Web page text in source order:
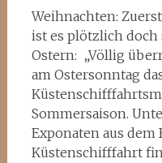
Weihnachten:
ist es plötzlich doch
Ostern: „Völlig
am Ostersonntag
Sommersaison.
Exponaten aus dem
Küstenschifffahrt